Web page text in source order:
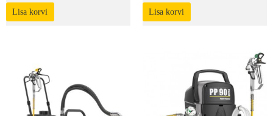
Lisa korvi Lisa korvi